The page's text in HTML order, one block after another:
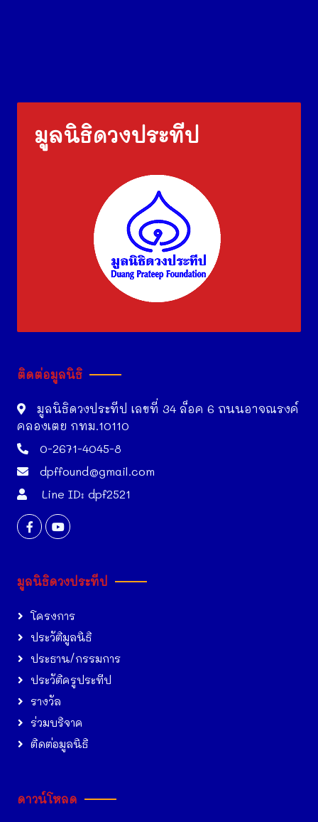
มูลนิธิดวงประทีป
ติดต่อมูลนิธิ
มูลนิธิดวงประทีป เลขที่ 34 ล็อค 6 ถนนอาจณรงค์
คลองเตย กทม.10110
0-2671-4045-8
dpffound@gmail.com
Line ID: dpf2521
มูลนิธิดวงประทีป
โครงการ
ประวัติมูลนิธิ
ประธาน/กรรมการ
ประวัติครูประทีป
รางวัล
ร่วมบริจาค
ติดต่อมูลนิธิ
ดาวน์โหลด